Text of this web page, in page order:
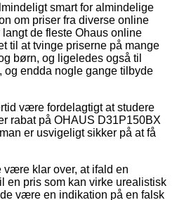
smart for almindelige
om priser fra diverse online
de fleste Ohaus online
til at tvinge priserne på mange
børn, og ligeledes også til
og endda nogle gange tilbyde
være fordelagtigt at studere
rabat på OHAUS D31P150BX
er usvigeligt sikker på at få
være klar over, at ifald en
en pris som kan virke urealistisk
være en indikation på en falsk